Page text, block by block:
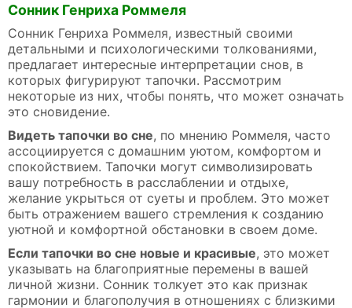
Сонник Генриха Роммеля
Сонник Генриха Роммеля, известный своими
детальными и психологическими толкованиями,
предлагает интересные интерпретации снов, в
которых фигурируют тапочки. Рассмотрим
некоторые из них, чтобы понять, что может означать
это сновидение.
Видеть тапочки во сне, по мнению Роммеля, часто
ассоциируется с домашним уютом, комфортом и
спокойствием. Тапочки могут символизировать
вашу потребность в расслаблении и отдыхе,
желание укрыться от суеты и проблем. Это может
быть отражением вашего стремления к созданию
уютной и комфортной обстановки в своем доме.
Если тапочки во сне новые и красивые, это может
указывать на благоприятные перемены в вашей
личной жизни. Сонник толкует это как признак
гармонии и благополучия в отношениях с близкими